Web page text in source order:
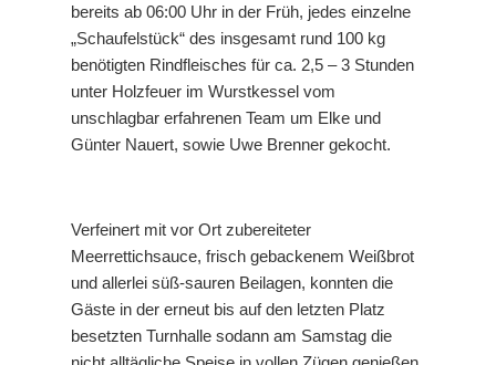
bereits ab 06:00 Uhr in der Früh, jedes einzelne
„Schaufelstück“ des insgesamt rund 100 kg
benötigten Rindfleisches für ca. 2,5 – 3 Stunden
unter Holzfeuer im Wurstkessel vom
unschlagbar erfahrenen Team um Elke und
Günter Nauert, sowie Uwe Brenner gekocht.
Verfeinert mit vor Ort zubereiteter
Meerrettichsauce, frisch gebackenem Weißbrot
und allerlei süß-sauren Beilagen, konnten die
Gäste in der erneut bis auf den letzten Platz
besetzten Turnhalle sodann am Samstag die